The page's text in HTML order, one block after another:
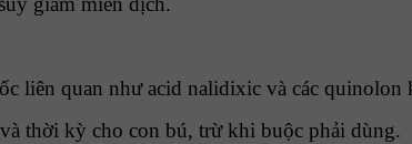
liên quan như acid nalidixic và các quinolon
thời kỳ cho con bú, trừ khi buộc phải dùng.